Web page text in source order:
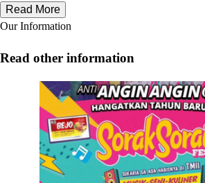
Read More
Our Information
Read other information